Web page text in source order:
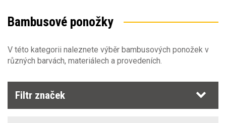
Materiál
Materiál
Bambusové vlákno (5)
ponožky
Bambusové ponožky
V této kategorii naleznete výběr bambusových ponožek v
různých barvách, materiálech a provedeních.
Filtr značek